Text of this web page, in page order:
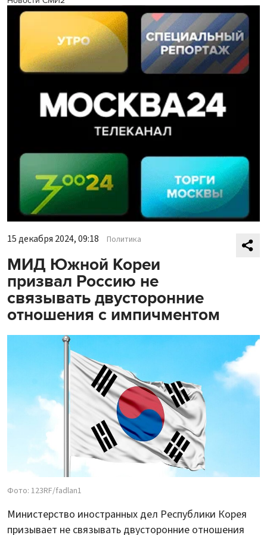
15 декабря 2024, 09:18 Политика
МИД Южной Кореи
призвал Россию не
связывать двусторонние
отношения с импичментом
Фото: 123RF/fadlan1
Министерство иностранных дел Республики Корея
призывает не связывать двусторонние отношения